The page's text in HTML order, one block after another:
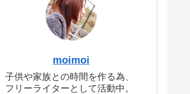
moimoi
子供や家族との時間を作る為、
フリーライターとして活動中。